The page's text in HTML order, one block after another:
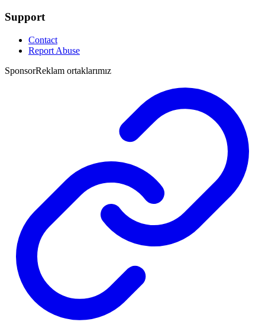
Support
Contact
Report Abuse
SponsorReklam ortaklarımız